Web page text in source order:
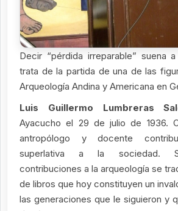
Decir “pérdida irreparable” suena
trata de la partida de una de las
Arqueología Andina y Americana en
Luis Guillermo Lumbreras
Ayacucho el 29 de julio de 1936.
antropólogo y docente
superlativa a la sociedad.
contribuciones a la arqueología se
de libros que hoy constituyen un
las generaciones que le siguieron y